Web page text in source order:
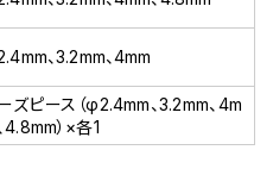
、3.2mm、4mm
ズピース（φ2.4mm、3.2mm、4m
4.8mm）×各1